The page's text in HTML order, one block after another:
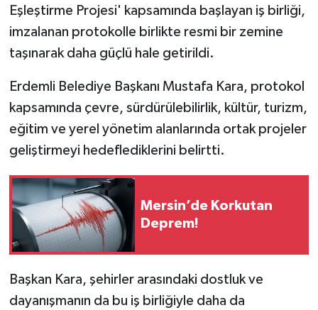
Eşleştirme Projesi' kapsamında başlayan iş birliği,
imzalanan protokolle birlikte resmi bir zemine
taşınarak daha güçlü hale getirildi.
Erdemli Belediye Başkanı Mustafa Kara, protokol
kapsamında çevre, sürdürülebilirlik, kültür, turizm,
eğitim ve yerel yönetim alanlarında ortak projeler
geliştirmeyi hedeflediklerini belirtti.
Mersin’de Korkutan
Deprem!
Başkan Kara, şehirler arasındaki dostluk ve
dayanışmanın da bu iş birliğiyle daha da